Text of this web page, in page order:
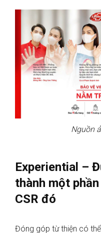
Nguồn
Experiential –
thành một
CSR đó
Đóng góp từ thiện có